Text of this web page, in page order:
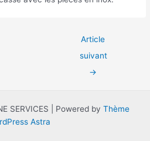
Article
suivant
→
SERVICES | Powered by Thème
Astra